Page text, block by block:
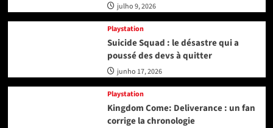
julho 9, 2026
Playstation
Suicide Squad : le désastre qui a
poussé des devs à quitter
junho 17, 2026
Playstation
Kingdom Come: Deliverance : un fan
corrige la chronologie